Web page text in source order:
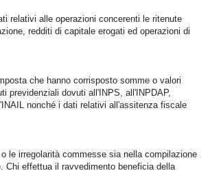
relativi alle operazioni concerenti le ritenute
redditi di capitale erogati ed operazioni di
che hanno corrisposto somme o valori
previdenziali dovuti all'INPS, all'INPDAP,
nonché i dati relativi all'assitenza fiscale
le irregolarità commesse sia nella compilazione
Chi effettua il ravvedimento beneficia della